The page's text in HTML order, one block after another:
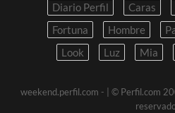
Diario Perfil Caras
Fortuna
Hombre
Look
Luz Mia
weekend.perfil.com -
| © Perfil.com